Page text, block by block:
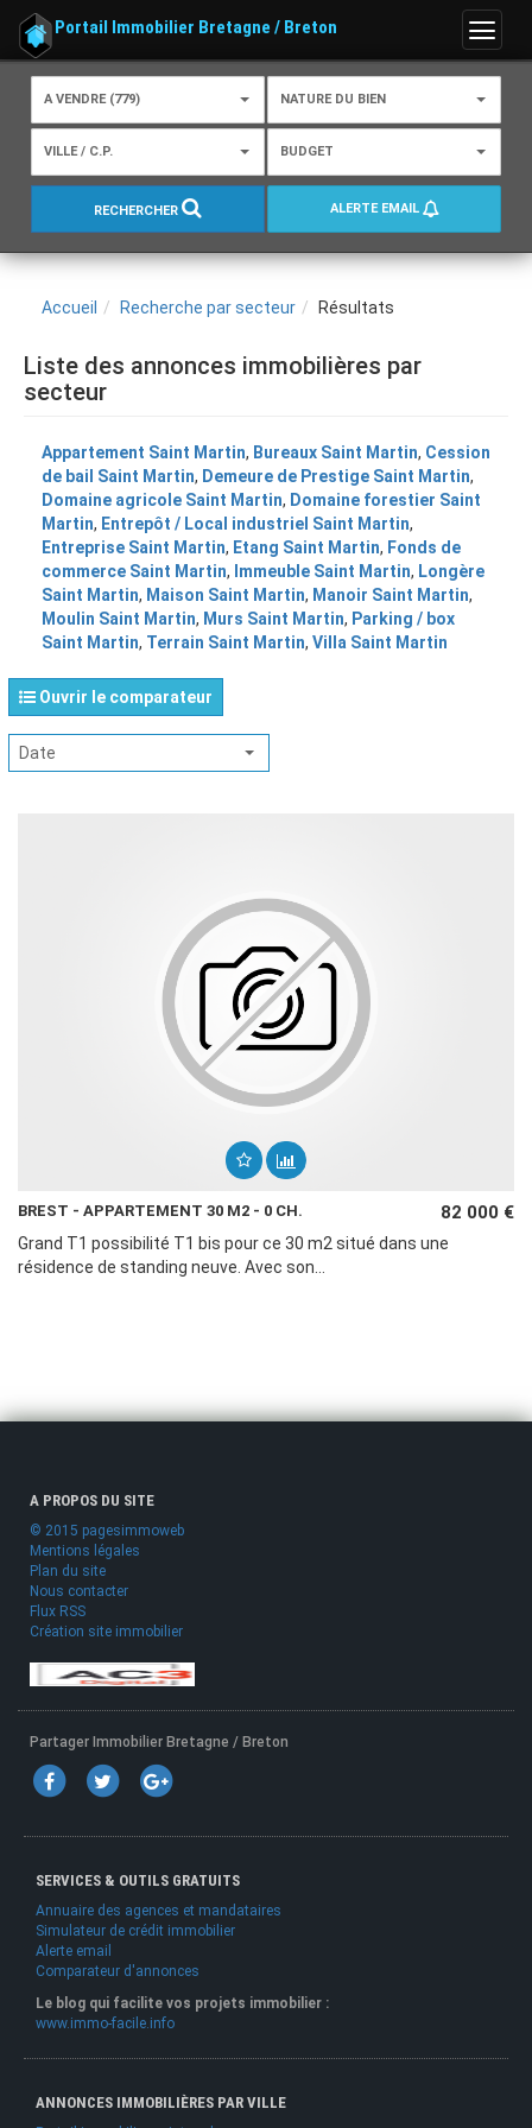
Menu
Portail Immobilier Bretagne / Breton
A VENDRE (779) NATURE DU BIEN
VILLE / C.P. BUDGET
RECHERCHER ALERTE EMAIL
Accueil Recherche par secteur Résultats
Liste des annonces immobilières par
secteur
Appartement Saint Martin, Bureaux Saint Martin, Cession
de bail Saint Martin, Demeure de Prestige Saint Martin,
Domaine agricole Saint Martin, Domaine forestier Saint
Martin, Entrepôt / Local industriel Saint Martin,
Entreprise Saint Martin, Etang Saint Martin, Fonds de
commerce Saint Martin, Immeuble Saint Martin, Longère
Saint Martin, Maison Saint Martin, Manoir Saint Martin,
Moulin Saint Martin, Murs Saint Martin, Parking / box
Saint Martin, Terrain Saint Martin, Villa Saint Martin
Ouvrir le comparateur
Date
BREST - APPARTEMENT 30 M2 - 0 CH. 82 000 €
Grand T1 possibilité T1 bis pour ce 30 m2 situé dans une
résidence de standing neuve. Avec son...
A PROPOS DU SITE
© 2015 pagesimmoweb
Mentions légales
Plan du site
Nous contacter
Flux RSS
Création site immobilier
Partager Immobilier Bretagne / Breton
SERVICES & OUTILS GRATUITS
Annuaire des agences et mandataires
Simulateur de crédit immobilier
Alerte email
Comparateur d'annonces
Le blog qui facilite vos projets immobilier :
www.immo-facile.info
ANNONCES IMMOBILIÈRES PAR VILLE